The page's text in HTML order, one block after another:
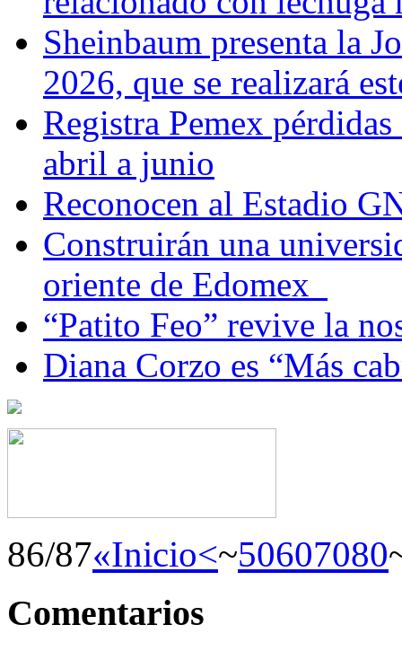
Sheinbaum presenta la
2026, que se realizará
Registra Pemex
abril a junio
Reconocen al Estadio
Construirán una
oriente de Edomex
“Patito Feo” revive la
Diana Corzo es “Más
86/87«Inicio<~50607080
Comentarios